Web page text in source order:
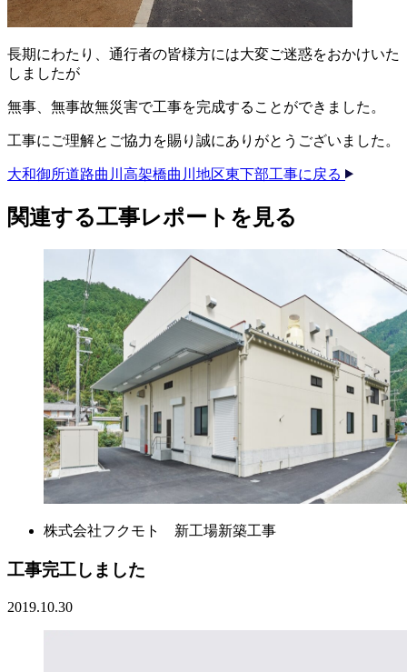
長期にわたり、通行者の皆様方には大変ご迷惑をおかけいた
しましたが
無事、無事故無災害で工事を完成することができました。
工事にご理解とご協力を賜り誠にありがとうございました。
大和御所道路曲川高架橋曲川地区東下部工事に戻る
関連する​工事レポートを​見る​
株式会社フクモト 新工場新築工事
工事完工しました
2019.10.30